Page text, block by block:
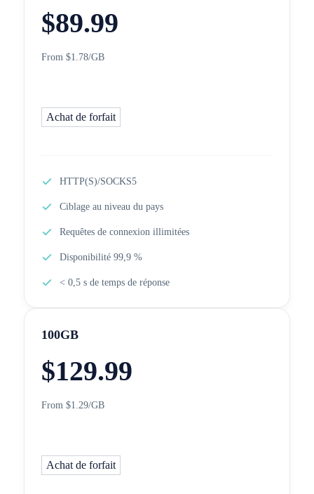
$89.99
From $1.78/GB
Achat de forfait
HTTP(S)/SOCKS5
Ciblage au niveau du pays
Requêtes de connexion illimitées
Disponibilité 99,9 %
< 0,5 s de temps de réponse
100GB
$129.99
From $1.29/GB
Achat de forfait